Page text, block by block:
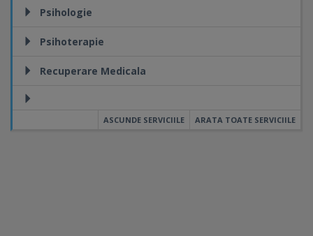
Psihologie
Psihoterapie
Recuperare Medicala
ARATA TOATE SERVICIILE
ASCUNDE SERVICIILE